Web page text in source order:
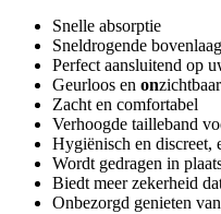
Snelle absorptie
Sneldrogende
Perfect aansluitend op
Geurloos en on
Zacht en comfortabel
Verhoogde tailleband
Hygiënisch en discreet,
Wordt gedragen in
Biedt meer zekerheid
Onbezorgd genieten